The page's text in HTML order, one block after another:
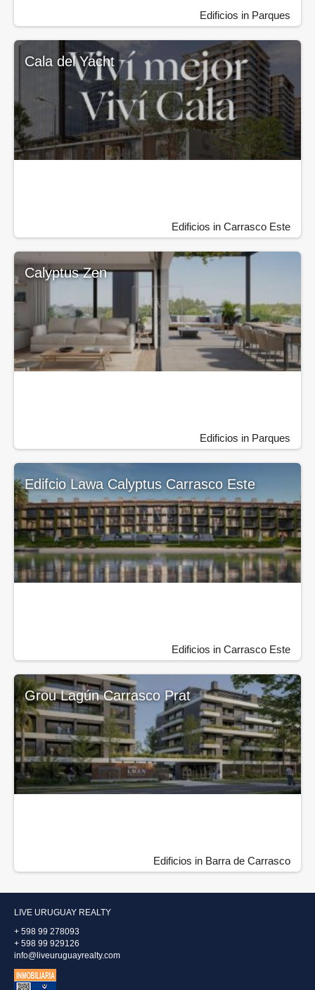
Edificios in Parques
Cala del Yacht
Edificios in Carrasco Este
Calyptus Zen
Edificios in Parques
Edifcio Lawa Calyptus Carrasco Este
Edificios in Carrasco Este
Grou Lagún Carrasco Prat
Edificios in Barra de Carrasco
LIVE URUGUAY REALTY
+ 598 99 278093
+ 598 99 929126
info@liveuruguayrealty.com